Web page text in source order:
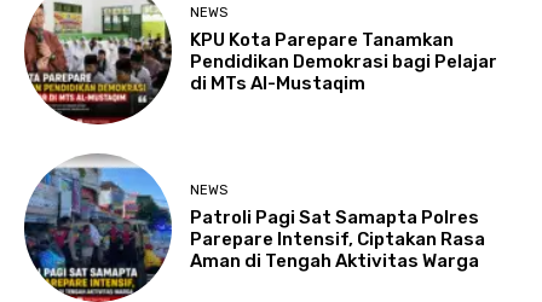
NEWS
KPU Kota Parepare Tanamkan
Pendidikan Demokrasi bagi Pelajar
di MTs Al-Mustaqim
NEWS
Patroli Pagi Sat Samapta Polres
Parepare Intensif, Ciptakan Rasa
Aman di Tengah Aktivitas Warga